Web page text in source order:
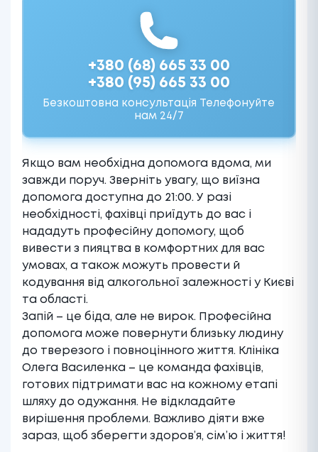
+380 (68) 665 33 00
+380 (95) 665 33 00
Безкоштовна консультація Телефонуйте
нам 24/7
Якщо вам необхідна допомога вдома, ми
завжди поруч. Зверніть увагу, що виїзна
допомога доступна до 21:00. У разі
необхідності, фахівці приїдуть до вас і
нададуть професійну допомогу, щоб
вивести з пияцтва в комфортних для вас
умовах, а також можуть провести й
кодування від алкогольної залежності у Києві
та області.
Запій – це біда, але не вирок. Професійна
допомога може повернути близьку людину
до тверезого і повноцінного життя. Клініка
Олега Василенка – це команда фахівців,
готових підтримати вас на кожному етапі
шляху до одужання. Не відкладайте
вирішення проблеми. Важливо діяти вже
зараз, щоб зберегти здоров’я, сім’ю і життя!